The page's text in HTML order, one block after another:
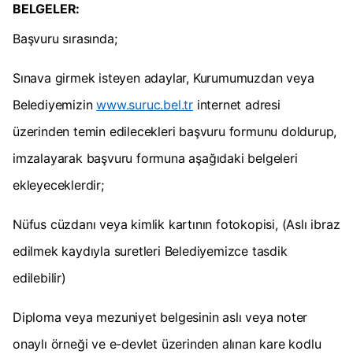
BELGELER:
Başvuru sırasında;
Sınava girmek isteyen adaylar, Kurumumuzdan veya
Belediyemizinwww.suruc.bel.tr internet adresi
üzerinden temin edilecekleri başvuru formunu doldurup,
imzalayarak başvuru formuna aşağıdaki belgeleri
ekleyeceklerdir;
Nüfus cüzdanı veya kimlik kartının fotokopisi, (Aslı ibraz
edilmek kaydıyla suretleri Belediyemizce tasdik
edilebilir)
Diploma veya mezuniyet belgesinin aslı veya noter
onaylı örneği ve e-devlet üzerinden alınan kare kodlu